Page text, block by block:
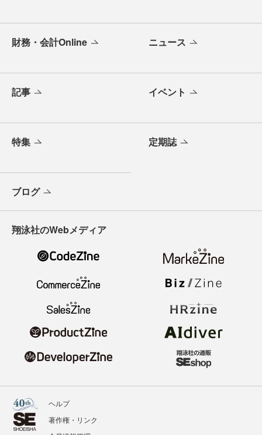
財務・会計Online ニュース
記事 イベント
特集 定期誌
ブログ
翔泳社のWebメディア
ヘルプ
著作権・リンク